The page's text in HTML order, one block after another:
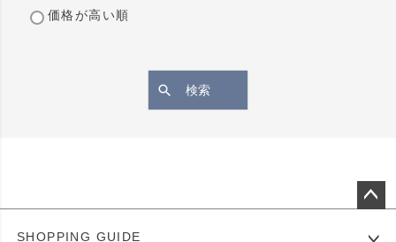
価格が高い順
検索
SHOPPING GUIDE